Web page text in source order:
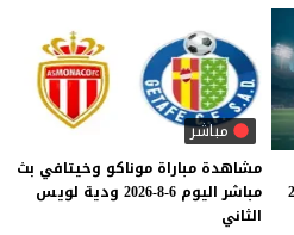
مباشر
مشاهدة مباراة موناكو وخيتافي بث
مباشر اليوم 6-8-2026 ودية لويس
الثاني